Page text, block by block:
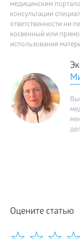
медицинским
консультации
ответственности ни
косвенный или
использования
Оцените статью